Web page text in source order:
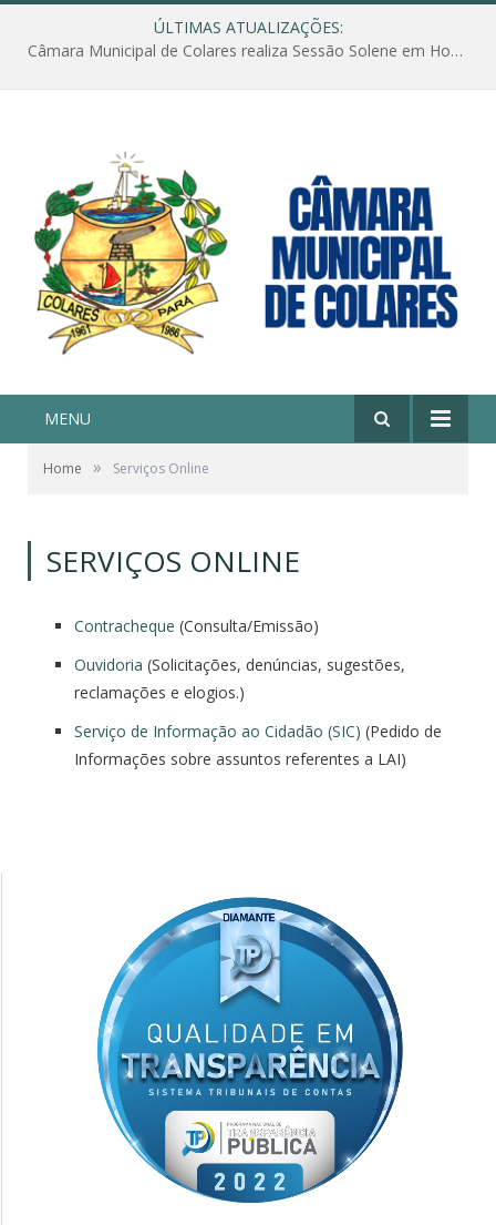
ÚLTIMAS ATUALIZAÇÕES:
Câmara Municipal de Colares realiza Sessão Solene em Homenagem ao Dia das Mães
MENU
Home » Serviços Online
SERVIÇOS ONLINE
Contracheque (Consulta/Emissão)
Ouvidoria (Solicitações, denúncias, sugestões,
reclamações e elogios.)
Serviço de Informação ao Cidadão (SIC) (Pedido de
Informações sobre assuntos referentes a LAI)